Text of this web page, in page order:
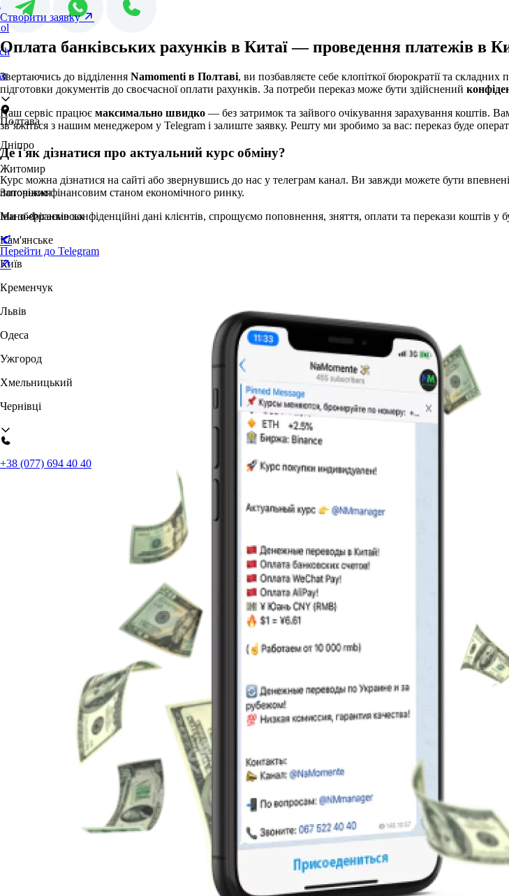
Полтава
Дніпро
Житомир
Запоріжжя
Івано-Франківськ
Кам'янське
Київ
Кременчук
Львів
Одеса
Ужгород
Хмельницький
Чернівці
+38 (077) 694 40 40
Створити заявку
Оплата банківських рахунків в Китаї — проведення платежів в
Звертаючись до відділення Namomenti в Полтаві, ви позбавляєте себе клопіткої бюрократії та
підготовки документів до своєчасної оплати рахунків. За потреби переказ може бути здійснений
Наш сервіс працює максимально швидко — без затримок та зайвого очікування зарахування коштів.
зв’яжіться з нашим менеджером у Telegram і залиште заявку. Решту ми зробимо за вас: переказ буде
Де і як дізнатися про актуальний курс обміну?
Курс можна дізнатися на сайті або звернувшись до нас у телеграм канал. Ви завжди можете бути
поточним фінансовим станом економічного ринку.
Ми зберігаємо конфіденційні дані клієнтів, спрощуємо поповнення, зняття, оплати та перекази коштів у
Перейти до Telegram